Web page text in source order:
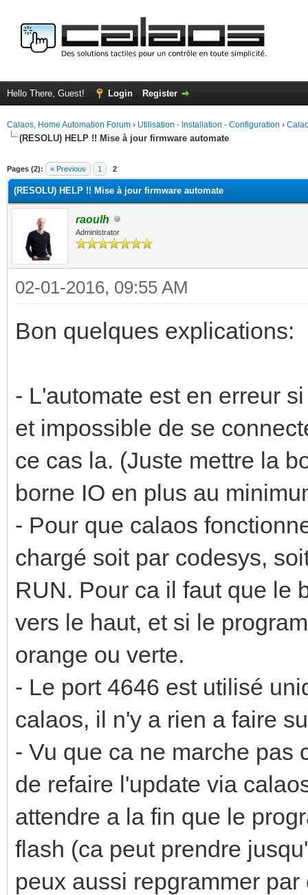
Hello There, Guest! Login Register
Calaos, Home Automation Forum › Utilisation - Installation - Configuration ›
(RESOLU) HELP !! Mise à jour firmware automate
Pages (2): « Previous 1 2
(RESOLU) HELP !! Mise à jour firmware automate
raoulh
Administrator
02-01-2016, 09:55 AM
Bon quelques explications:
- L'automate est en erreur
et impossible de se
ce cas la. (Juste mettre la
borne IO en plus au
- Pour que calaos
chargé soit par codesys,
RUN. Pour ca il faut que le
vers le haut, et si le
orange ou verte.
- Le port 4646 est utilisé
calaos, il n'y a rien a faire
- Vu que ca ne marche pas
de refaire l'update via
attendre a la fin que le
flash (ca peut prendre
peux aussi repgrammer par